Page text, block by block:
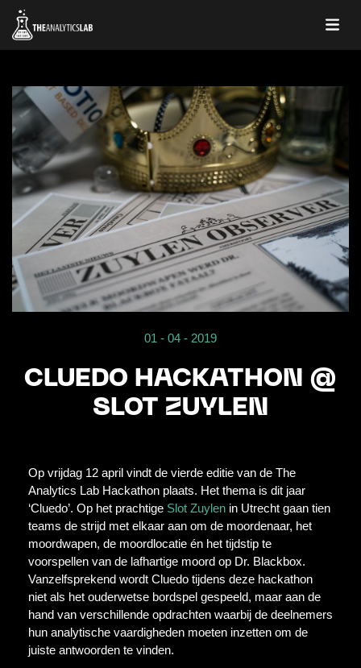
01 - 04 - 2019
CLUEDO HACKATHON @
SLOT ZUYLEN
Op vrijdag 12 april vindt de vierde editie van de The
Analytics Lab Hackathon plaats. Het thema is dit jaar
‘Cluedo’. Op het prachtige Slot Zuylen in Utrecht gaan tien
teams de strijd met elkaar aan om de moordenaar, het
moordwapen, de moordlocatie én het tijdstip te
voorspellen van de lafhartige moord op Dr. Blackbox.
Vanzelfsprekend wordt Cluedo tijdens deze hackathon
niet als het ouderwetse bordspel gespeeld, maar aan de
hand van verschillende opdrachten waarbij de deelnemers
hun analytische vaardigheden moeten inzetten om de
juiste antwoorden te vinden.